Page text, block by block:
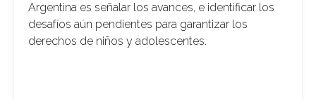
Argentina es señalar los avances, e identificar los
desafíos aún pendientes para garantizar los
derechos de niños y adolescentes.